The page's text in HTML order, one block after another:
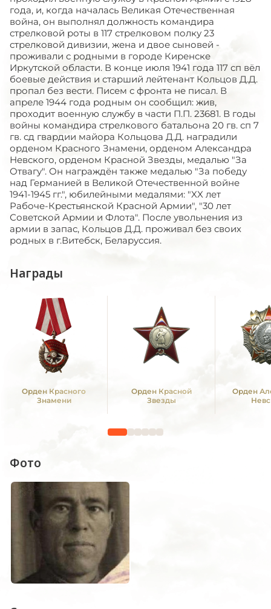
года, и, когда началась Великая Отечественная
война, он выполнял должность командира
стрелковой роты в 117 стрелковом полку 23
стрелковой дивизии, жена и двое сыновей -
проживали с родными в городе Киренске
Иркутской области. В конце июля 1941 года 117 сп вёл
боевые действия и старший лейтенант Кольцов Д.Д.
пропал без вести. Писем с фронта не писал. В
апреле 1944 года родным он сообщил: жив,
проходит военную службу в части П.П. 23681. В годы
войны командира стрелкового батальона 20 гв. сп 7
гв. сд гвардии майора Кольцова Д.Д. наградили
орденом Красного Знамени, орденом Александра
Невского, орденом Красной Звезды, медалью "За
Отвагу". Он награждён также медалью "За победу
над Германией в Великой Отечественной войне
1941-1945 гг.", юбилейными медалями: "XX лет
Рабоче-Крестьянской Красной Армии", "30 лет
Советской Армии и Флота". После увольнения из
армии в запас, Кольцов Д.Д. проживал без своих
родных в г.Витебск, Беларуссия.
Награды
Орден Красного
Знамени
Орден Красной
Звезды
Орден
Фото